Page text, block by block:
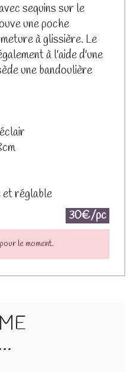
sequins sur le
une poche
à glissière. Le
à l'aide d'une
une bandoulière
et réglable
30€/pc
le moment.